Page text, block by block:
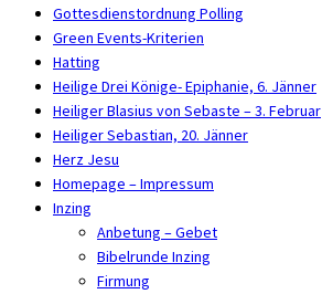
Gottesdienstordnung Polling
Green Events-Kriterien
Hatting
Heilige Drei Könige- Epiphanie, 6. Jänner
Heiliger Blasius von Sebaste – 3. Februar
Heiliger Sebastian, 20. Jänner
Herz Jesu
Homepage – Impressum
Inzing
Anbetung – Gebet
Bibelrunde Inzing
Firmung